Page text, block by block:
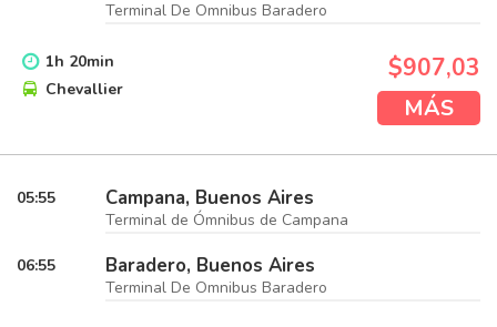
Terminal De Omnibus Baradero
1h 20min
Chevallier
$907,03
MÁS
05:55 Campana, Buenos Aires
Terminal de Ómnibus de Campana
06:55 Baradero, Buenos Aires
Terminal De Omnibus Baradero